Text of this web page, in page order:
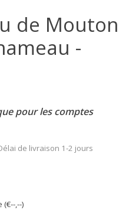
de Mouton
-
pour les comptes
de livraison 1-2 jours
,--)